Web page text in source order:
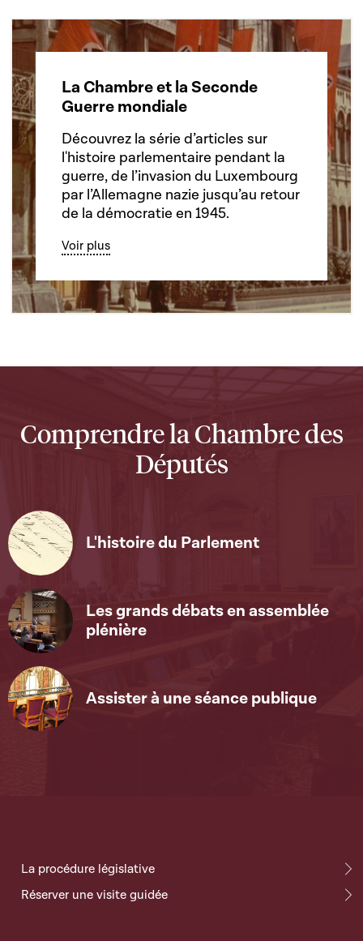
La Chambre et la Seconde
Guerre mondiale
Découvrez la série d’articles sur
l'histoire parlementaire pendant la
guerre, de l’invasion du Luxembourg
par l’Allemagne nazie jusqu’au retour
de la démocratie en 1945.
Voir plus
Comprendre la Chambre des
Députés
L'histoire du Parlement
Les grands débats en assemblée
plénière
Assister à une séance publique
La procédure législative
Réserver une visite guidée